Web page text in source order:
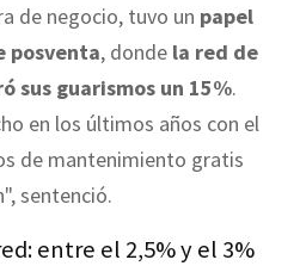
de negocio, tuvo un papel
posventa, donde la red de
sus guarismos un 15%.
en los últimos años con el
de mantenimiento gratis
sentenció.
entre el 2,5% y el 3%